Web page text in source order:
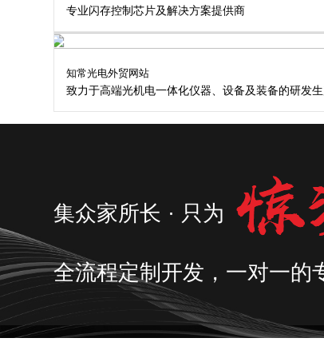
专业闪存控制芯片及解决方案提供商
知常光电外贸网站
致力于高端光机电一体化仪器、设备及装备的研发
集众家所长 · 只为
全流程定制开发，一对一的